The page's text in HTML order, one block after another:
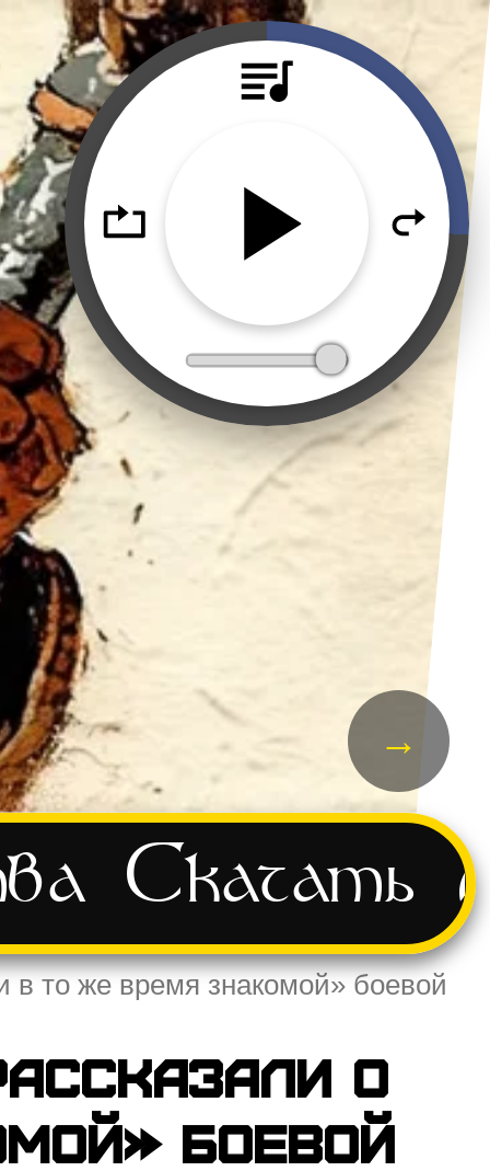
→
Скачать
в то же время знакомой» боевой
о
боевой